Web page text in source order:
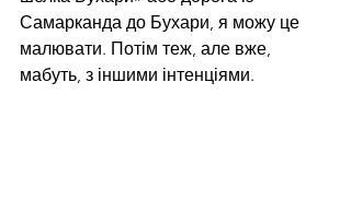
Самарканда до Бухари, я можу це
малювати. Потім теж, але вже,
мабуть, з іншими інтенціями.